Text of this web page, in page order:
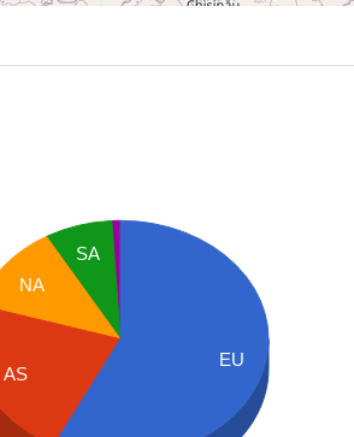
SA
NA
AS
EU